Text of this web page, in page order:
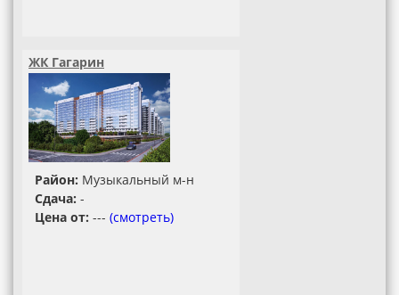
ЖК Гагарин
Район: Музыкальный м-н
Сдача: -
Цена от: --- (смотреть)